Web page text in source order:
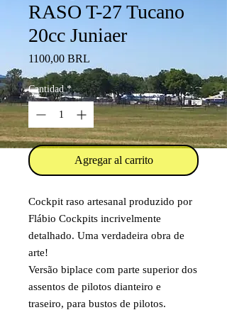
RASO T-27 Tucano
20cc Juniaer
1100,00 BRL
Cantidad *
Agregar al carrito
Cockpit raso artesanal produzido por
Flábio Cockpits incrivelmente
detalhado. Uma verdadeira obra de
arte!
Versão biplace com parte superior dos
assentos de pilotos dianteiro e
traseiro, para bustos de pilotos.